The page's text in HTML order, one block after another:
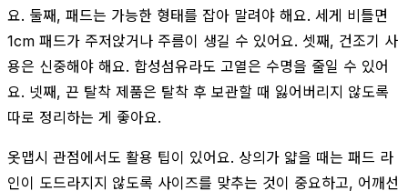
요. 둘째, 패드는 가능한 형태를 잡아 말려야 해요. 세게 비틀면
1cm 패드가 주저앉거나 주름이 생길 수 있어요. 셋째, 건조기 사
용은 신중해야 해요. 합성섬유라도 고열은 수명을 줄일 수 있어
요. 넷째, 끈 탈착 제품은 탈착 후 보관할 때 잃어버리지 않도록
따로 정리하는 게 좋아요.
옷맵시 관점에서도 활용 팁이 있어요. 상의가 얇을 때는 패드 라
인이 도드라지지 않도록 사이즈를 맞추는 것이 중요하고, 어깨선